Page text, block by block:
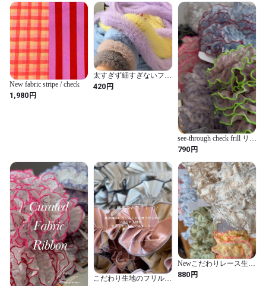
New fabric stripe / check
1,980円
太すぎず細すぎないフリ
ルレース（7cm）
420円
see-through check frill リボ
ン
790円
こだわり生地のフリルリ
Newこだわりレース生地
のフリルリボン
880円